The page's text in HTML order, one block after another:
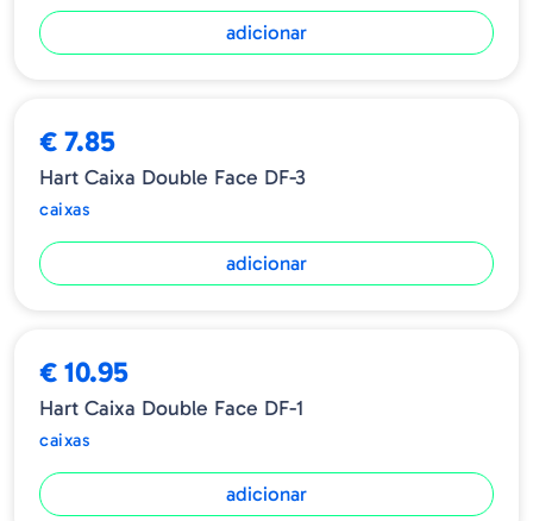
adicionar
€ 7.85
Hart Caixa Double Face DF-3
caixas
adicionar
€ 10.95
Hart Caixa Double Face DF-1
caixas
adicionar